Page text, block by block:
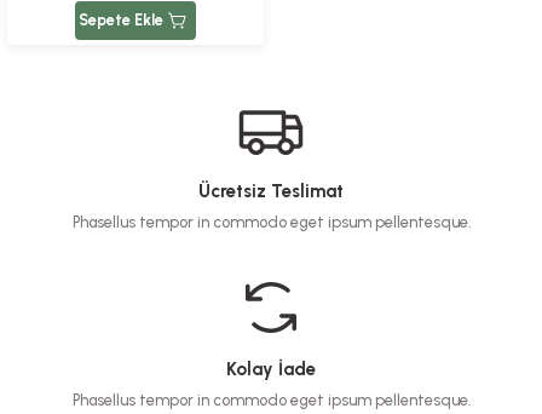
Sepete Ekle
Ücretsiz Teslimat
Phasellus tempor in commodo eget ipsum pellentesque.
Kolay İade
Phasellus tempor in commodo eget ipsum pellentesque.